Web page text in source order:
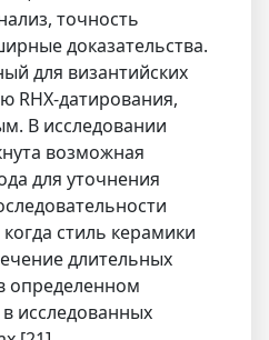
точность
доказательства.
для византийских
RHX-датирования,
В исследовании
возможная
для уточнения
стиль керамики
длительных
определенном
исследованных